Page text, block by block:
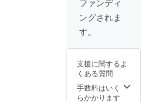
は当日
までに
させて
いただ
きま
す。 ④
生誕限
定オリ
定グッ
ズ クラ
ディン
援者限
定の
グッズ
をご用
ン入り
の のぼ
スタン
属しま
せん)を
ご自宅
へ郵送
写真SP
クレ
載に使
生誕祭
の集合
写真
に、特
ファンディ
ングされま
す。
支援に関するよ
くある質問
手数料はいく
らかかります